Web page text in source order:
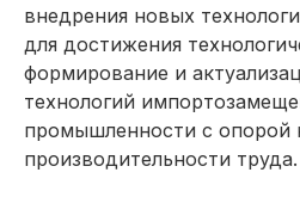
внедрения новых
для достижения
формирование и
технологий
промышленности с опорой
производительности труда.